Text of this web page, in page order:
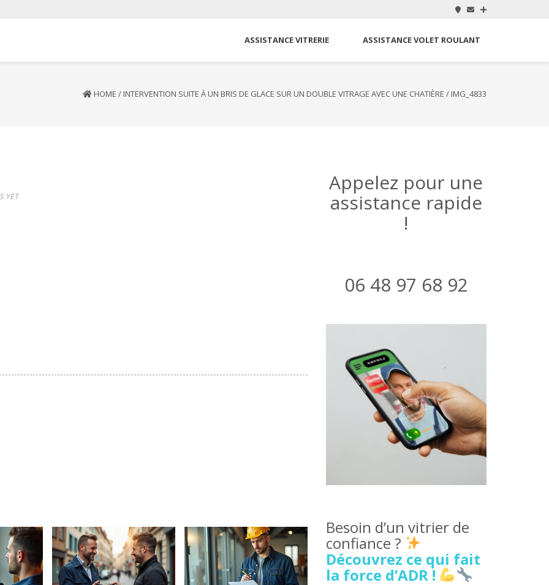
ASSISTANCE VITRERIE ASSISTANCE VOLET ROULANT
HOME / INTERVENTION SUITE À UN BRIS DE GLACE SUR UN DOUBLE VITRAGE AVEC UNE CHATIÈRE / IMG_4833
YET
Appelez pour une
assistance rapide
!
06 48 97 68 92
Besoin d’un vitrier de
confiance ?
Découvrez ce qui fait
la force d’ADR !